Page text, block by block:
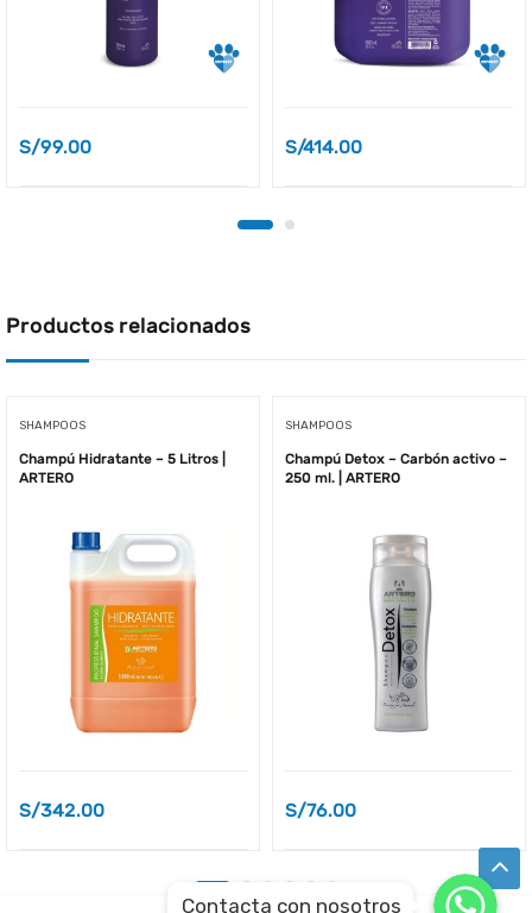
S/99.00 S/414.00
Productos relacionados
SHAMPOOS
Champú Hidratante – 5 Litros |
ARTERO
S/342.00
SHAMPOOS
Champú Detox – Carbón activo –
250 ml. | ARTERO
S/76.00
WhatsApp
WhatsApp
WhatsApp
Contacta con nosotros